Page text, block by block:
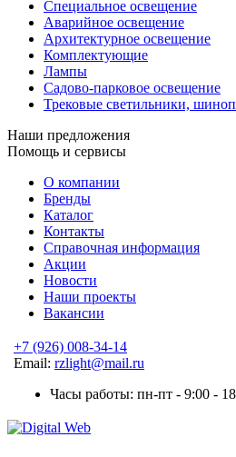
Специальное освещение
Аварийное освещение
Архитектурное освещение
Комплектующие
Лампы
Садово-парковое освещение
Трековые светильники,
Наши предложения
Помощь и сервисы
О компании
Бренды
Каталог
Контакты
Справочная информация
Акции
Новости
Наши проекты
Вакансии
+7 (926) 008-34-14
Email: rzlight@mail.ru
Часы работы: пн-пт - 9:00 -